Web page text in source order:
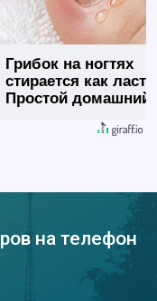
Грибок на ногтях
стирается как
Простой домашний
на телефон